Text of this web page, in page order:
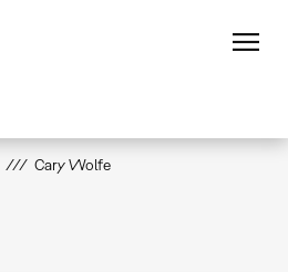
Cary Wolfe